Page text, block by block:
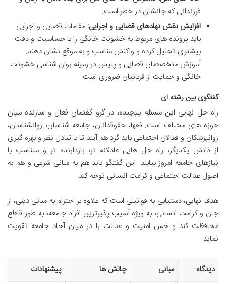
فرزندانی که جانشان در خطر است.
افزایش نقش نهادهای قضایی و اجرایی: مقامات قضایی و اجرایی
باید پرونده های مربوط به خشونت خانگی را با حساسیت و دقت
بیشتری تحلیل کرده و واکنش مناسب و به موقع نشان دهند.
آموزش متخصصان قضایی و پلیس در زمینه روان شناسی خشونت
خانگی و حمایت از قربانیان ضروری است.
گفتگوی بین رشته ای
راه حل نهایی این مسئله پیچیده، در گرو گفتمان فعال و سازنده میان
حوزه های مختلف است. فقها، حقوقدانان، جامعه شناسان، روانشناسان،
روانپزشکان و فعالان اجتماعی باید گرد هم آیند تا با تبادل نظر و بهره گیری
از دانش یکدیگر، راه حل هایی عادلانه تر، بازدارنده تر و متناسب با
نیازهای جامعه امروز بیابند. این گفتگو باید هم به مبانی شرعی و هم به
اصول عدالت اجتماعی و کرامت انسانی توجه کند.
هدف نهایی، دستیابی به قوانینی است که علاوه بر احترام به مبانی دینی، از
جان و کرامت انسانی، به ویژه آسیب پذیرترین افراد جامعه، به طور قاطع
محافظت کند و حس امنیت و عدالت را در میان آحاد جامعه تقویت
نماید.
دیدگاه مبانی چالش ها پیشنهادات